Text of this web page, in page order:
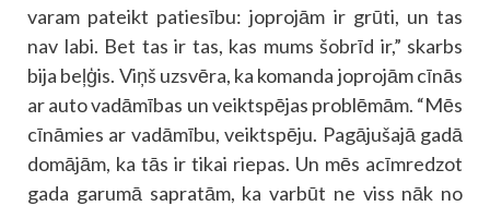
varam pateikt patiesību: joprojām ir grūti, un tas
nav labi. Bet tas ir tas, kas mums šobrīd ir,” skarbs
bija beļģis. Viņš uzsvēra, ka komanda joprojām cīnās
ar auto vadāmības un veiktspējas problēmām. “Mēs
cīnāmies ar vadāmību, veiktspēju. Pagājušajā gadā
domājām, ka tās ir tikai riepas. Un mēs acīmredzot
gada garumā sapratām, ka varbūt ne viss nāk no